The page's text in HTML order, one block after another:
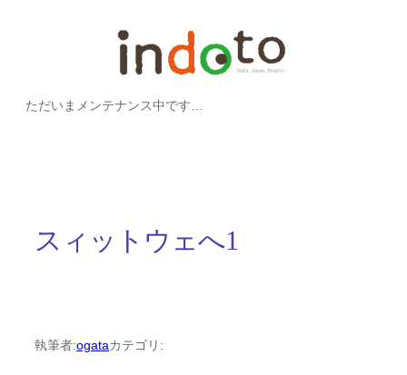
ただいまメンテナンス中です…
スィットウェへ1
執筆者:ogataカテゴリ: